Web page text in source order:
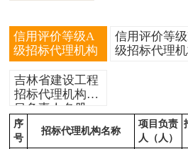
信用评价等级A
级招标代理机构
信用评价等
级招标代理
吉林省建设工程
招标代理机构项
目负责人名册
序
号
招标代理机构名称
项目负责
人（人）